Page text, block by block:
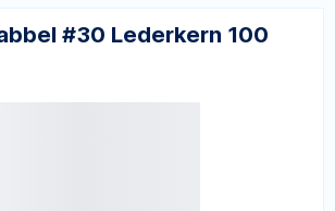
#30 Lederkern 100